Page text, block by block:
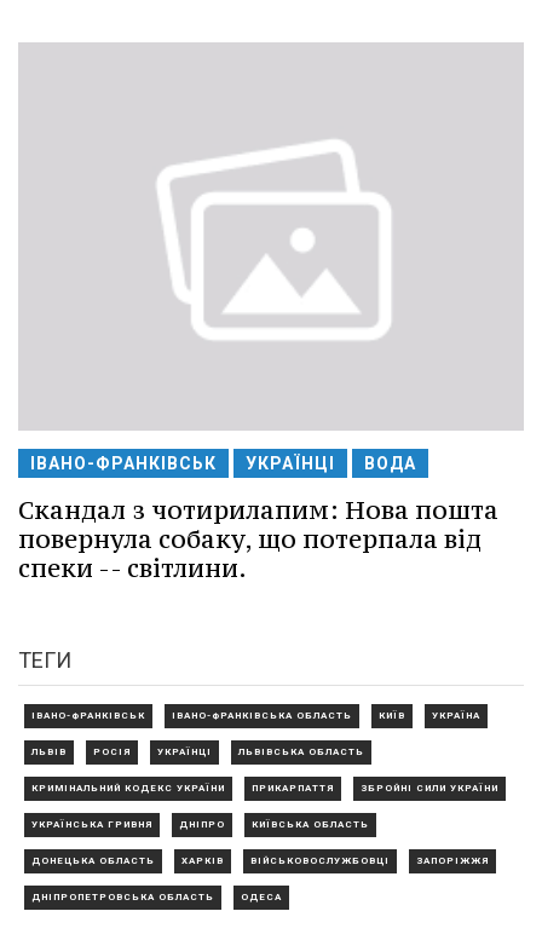
ІВАНО-ФРАНКІВСЬК УКРАЇНЦІ ВОДА
Скандал з чотирилапим: Нова пошта
повернула собаку, що потерпала від
спеки -- світлини.
ТЕГИ
ІВАНО-ФРАНКІВСЬК ІВАНО-ФРАНКІВСЬКА ОБЛАСТЬ КИЇВ УКРАЇНА
ЛЬВІВ РОСІЯ УКРАЇНЦІ ЛЬВІВСЬКА ОБЛАСТЬ
КРИМІНАЛЬНИЙ КОДЕКС УКРАЇНИ ПРИКАРПАТТЯ ЗБРОЙНІ СИЛИ УКРАЇНИ
УКРАЇНСЬКА ГРИВНЯ ДНІПРО КИЇВСЬКА ОБЛАСТЬ
ДОНЕЦЬКА ОБЛАСТЬ ХАРКІВ ВІЙСЬКОВОСЛУЖБОВЦІ ЗАПОРІЖЖЯ
ДНІПРОПЕТРОВСЬКА ОБЛАСТЬ ОДЕСА